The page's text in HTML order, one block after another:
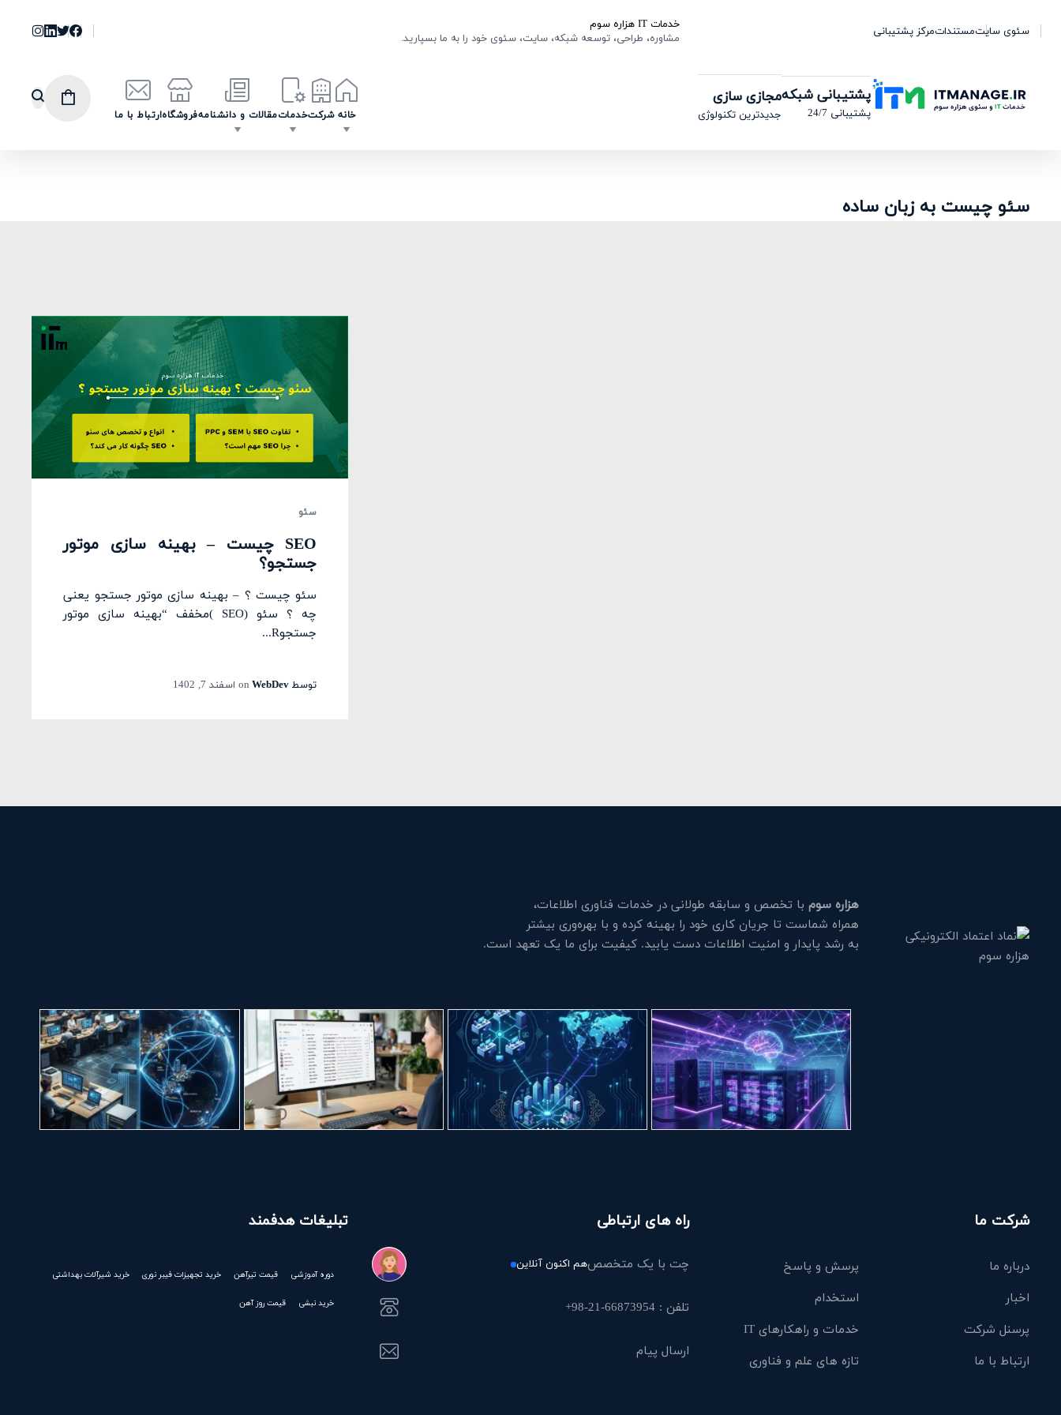
خدمات IT هزاره سوم
مشاوره، طراحی، توسعه شبکه، سایت، سئوی خود را به ما بسپارید.
سئوی سایتمستنداتمرکز پشتیبانی
خانه شرکتخدماتمقالات و دانشنامهفروشگاهارتباط با ما
پشتیبانی شبکه
پشتیبانی 24/7
مجازی سازی
جدیدترین تکنولوژی
سئو چیست به زبان ساده
سئو
SEO چیست – بهینه سازی موتور
جستجو؟
سئو چیست ؟ – بهینه سازی موتور جستجو یعنی
چه ؟ سئو (SEO )مخفف “بهینه سازی موتور
جستجوR...
توسطWebDev
on اسفند 7, 1402
هزاره سومبا تخصص و سابقه طولانی در خدمات فناوری اطلاعات،
همراه شماست تا جریان کاری خود را بهینه کرده و با بهره‌وری بیشتر
به رشد پایدار و امنیت اطلاعات دست یابید. کیفیت برای ما یک تعهد است.
شرکت ما
درباره ما
پرسش و پاسخ
اخبار
استخدام
پرسنل شرکت
خدمات و راهکارهای IT
ارتباط با ما
تازه های علم و فناوری
راه های ارتباطی
چت با یک متخصصهم اکنون آنلاین
تلفن : 66873954-21-98+
ارسال پیام
تبلیغات هدفمند
دوره آموزشی قیمت تیرآهن خرید تجهیزات فیبر نوری خرید شیرآلات بهداشتی
خرید نبشی قیمت روز آهن